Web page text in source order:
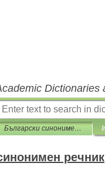
Dictionaries
Български синонимен речник
речник